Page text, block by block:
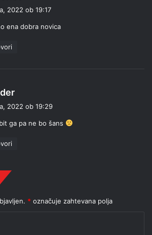
v
2022 ob 19:17
ena dobra novica
v
2022 ob 19:29
ga pa ne bo šans
* označuje zahtevana polja